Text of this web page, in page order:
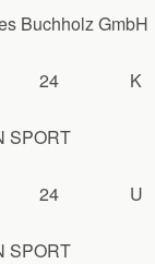
Buchholz GmbH
24 K
SPORT
24 U
SPORT